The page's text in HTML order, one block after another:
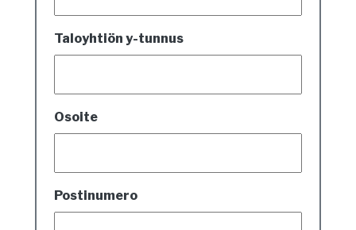
Taloyhtiön y-tunnus
Osoite
Postinumero